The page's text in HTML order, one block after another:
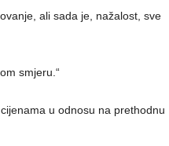
ali sada je, nažalost, sve
smjeru.“
u odnosu na prethodnu